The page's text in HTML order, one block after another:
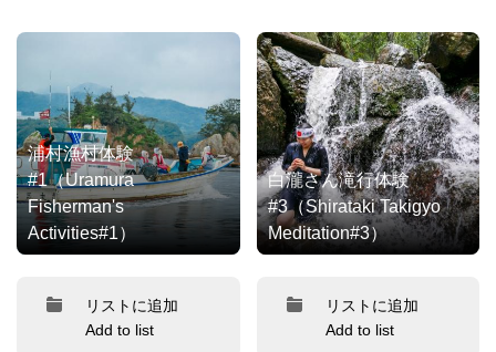
浦村漁村体験
#1（Uramura
Fisherman's
Activities#1）
リストに追加
Add to list
白瀧さん滝行体験
#3（Shirataki Takigyo
Meditation#3）
リストに追加
Add to list